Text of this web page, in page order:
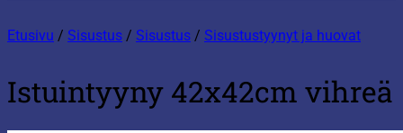
Etusivu / Sisustus / Sisustus / Sisustustyynyt ja huovat
Istuintyyny 42x42cm vihreä